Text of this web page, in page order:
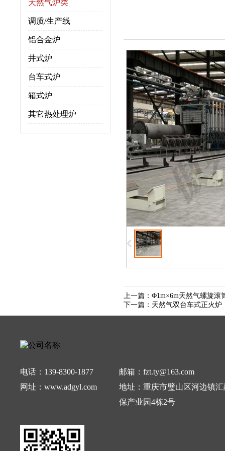
天然气炉类
调质/生产线
铝合金炉
井式炉
台车式炉
箱式炉
其它热处理炉
上一篇： Φ1m×6m天然气螺旋滚
下一篇： 天然气双台车式正火炉
电话：139-8300-1877
网址：www.adgyl.com
邮箱：fzt.ty@163.com
地址：重庆市璧山区河边镇
保产业园4栋2号